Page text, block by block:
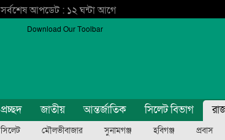
সর্বশেষ আপডেট : ১২ ঘন্টা আগে
Download Our Toolbar
প্রচ্ছদ জাতীয় আন্তর্জাতিক সিলেট বিভাগ
সিলেট মৌলভীবাজার সুনামগঞ্জ হবিগঞ্জ প্রবাস